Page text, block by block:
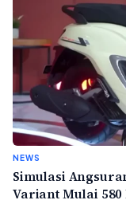
NEWS
Simulasi
Variant Mulai